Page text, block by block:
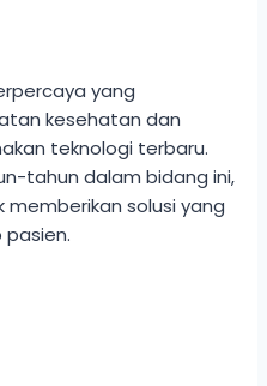
yang
kesehatan dan
teknologi terbaru.
tahun dalam bidang ini,
memberikan solusi yang